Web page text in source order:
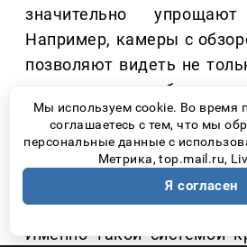
значительно
Например, камеры с
позволяют видеть не
вокруг автомобиля,
непосредственно под
удобно при парковке,
бордюрами или
улицам незнакомого
Именно такой системой
Мы используем cookie. Во время
соглашаетесь с тем, что мы
персональные данные с
Метрика, top.mail.ru,
Я согласен